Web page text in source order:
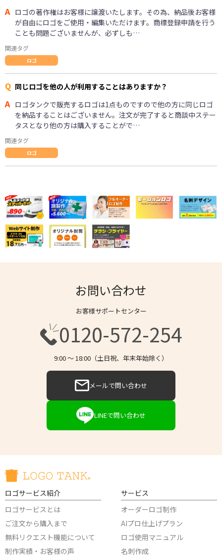
A ロゴの著作権はお客様に譲渡いたします。その為、納品後お客様
が自由にロゴをご使用・編集いただけます。商標登録申請を行う
ことも問題ございませんが、必ずしも…
関連タグ
ロゴ
Q 同じロゴを他の人が利用することはありますか？
A ロゴタンクで販売するロゴは1点ものですので他の方に同じロゴ
を納品することはございません。注文が完了すると商談中ステー
タスとなり他の方は購入することがで…
関連タグ
ロゴ
お問い合わせ
お客様サポートセンター
0120-572-254
9:00 〜 18:00（土日祝、年末年始除く）
メールで問い合わせ
LINEで問い合わせ
ロゴサービス紹介
ロゴサービスとは
ご注文から購入まで
無料リクエスト機能について
制作実績・お客様の声
サービス
オーダーロゴ制作
AIプロ仕上げプラン
ロゴ使用マニュアル
名刺作成